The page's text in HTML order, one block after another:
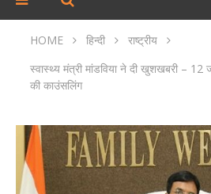
HOME हिन्दी
राष्ट्रीय
स्वास्थ्य मंत्री मांडविया ने दी खुशखबरी – 12
की काउंसलिंग